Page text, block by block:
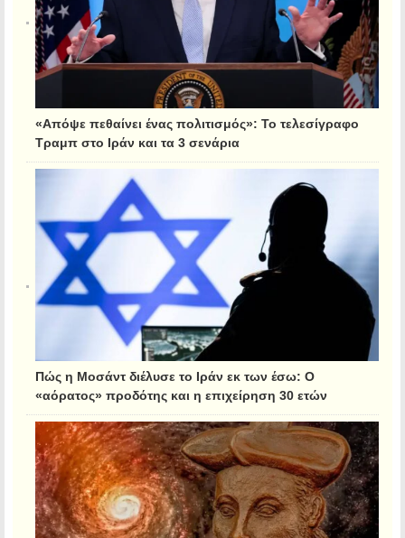
«Απόψε πεθαίνει ένας πολιτισμός»: Το τελεσίγραφο
Τραμπ στο Ιράν και τα 3 σενάρια
Πώς η Μοσάντ διέλυσε το Ιράν εκ των έσω: Ο
«αόρατος» προδότης και η επιχείρηση 30 ετών